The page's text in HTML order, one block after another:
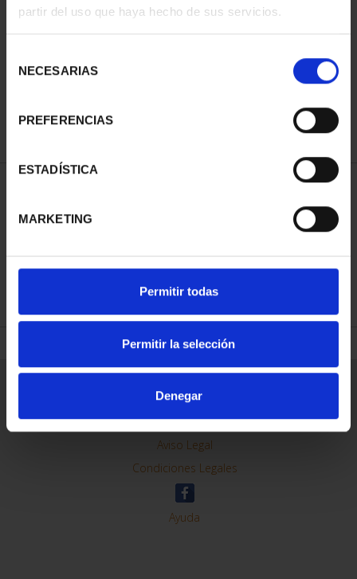
partir del uso que haya hecho de sus servicios.
NECESARIAS
PREFERENCIAS
ESTADÍSTICA
MARKETING
Permitir todas
Permitir la selección
Denegar
73,00 €
REFINAR
Contacto
Preguntas Frequentes (FAQs)
Aviso Legal
Condiciones Legales
Ayuda